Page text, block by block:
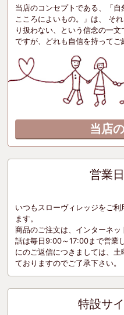
当店のコンセプトである、「自
こころによいもの。」は、 そ
り扱わない、という信念の一
ですが、どれも自信を持ってご
当店
営業
いつもスローヴィレッジをご
ます。
商品のご注文は、インターネ
話は毎日9:00～17:00まで営業
にのご返信につきましては、
ておりますのでご了承下さい。
特設サ